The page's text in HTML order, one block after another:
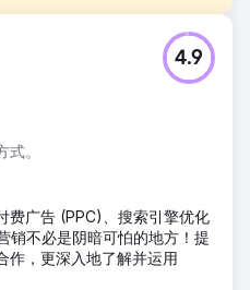
初创公司拥有一个现代化的网
博客缺乏结构化，相关关键词
重点关注人力资源合规、薪
词。我们创建了新的落地
。
自然流量增长了189%，博
。
4.9
费广告 (PPC)、搜索引擎优化
销不必是阴暗可怕的地方！提
作，更深入地了解并运用